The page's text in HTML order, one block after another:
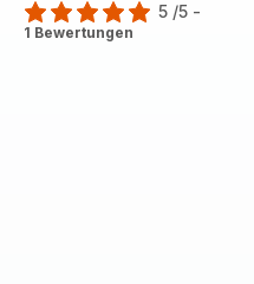
Bewertung
5 /5 -
1 Bewertungen